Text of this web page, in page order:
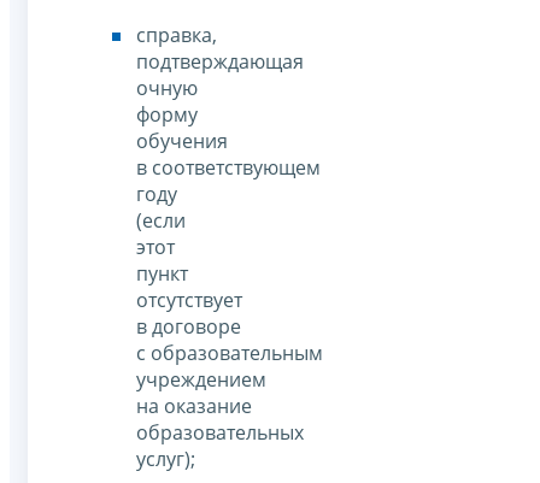
справка,
подтверждающая
очную
форму
обучения
в соответствующем
году
(если
этот
пункт
отсутствует
в договоре
с образовательным
учреждением
на оказание
образовательных
услуг);